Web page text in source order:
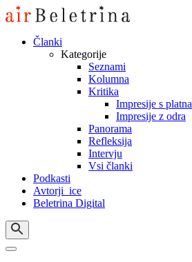
Skip
to
content
Članki
Kategorije
Seznami
Kolumna
Kritika
Impresije s platna
Impresije z odra
Panorama
Refleksija
Intervju
Vsi članki
Podkasti
Avtorji_ice
Beletrina Digital